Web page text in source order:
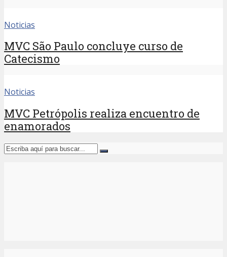
Noticias
MVC São Paulo concluye curso de
Catecismo
Noticias
MVC Petrópolis realiza encuentro de
enamorados